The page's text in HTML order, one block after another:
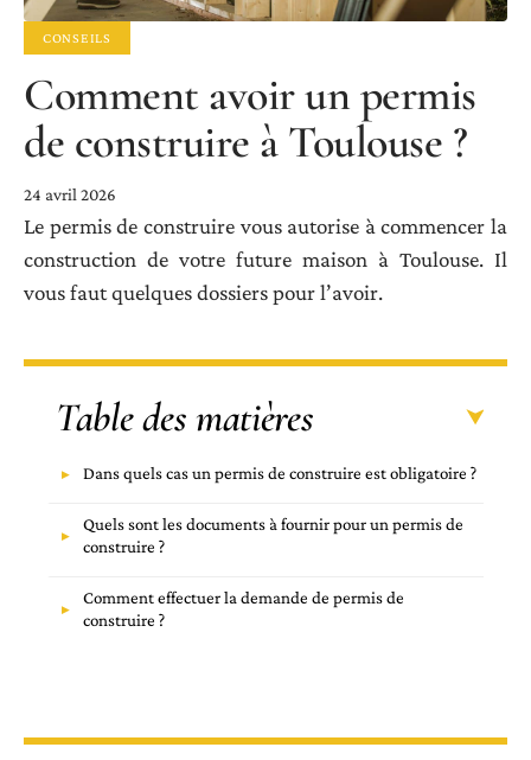
CONSEILS
Comment avoir un permis
de construire à Toulouse ?
24 avril 2026
Le permis de construire vous autorise à commencer la
construction de votre future maison à Toulouse. Il
vous faut quelques dossiers pour l’avoir.
Table des matières
Dans quels cas un permis de construire est obligatoire ?
Quels sont les documents à fournir pour un permis de
construire ?
Comment effectuer la demande de permis de
construire ?